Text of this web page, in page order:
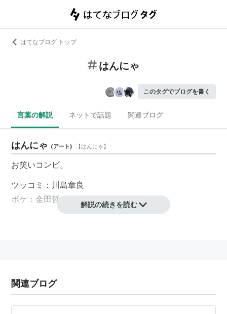
はてなブログ トップ
はんにゃ
このタグでブログを書く
言葉の解説 ネットで話題 関連ブログ
はんにゃ (アート) 【はんにゃ】
お笑いコンビ。
ツッコミ： 川島章良
ボケ： 金田哲
2008年 初単独ライブ『ごきげんだぜ！』
解説の続きを読む
関連ブログ